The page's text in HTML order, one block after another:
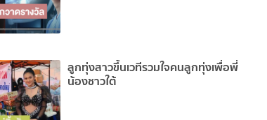
ลูกทุ่งสาวขึ้นเวทีรวมใจคนลูกทุ่งเพื่อพี่
น้องชาวใต้